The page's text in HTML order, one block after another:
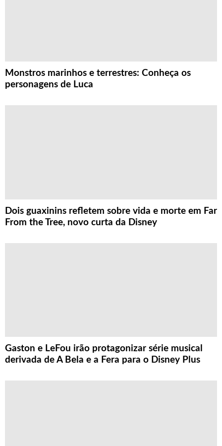
Monstros marinhos e terrestres: Conheça os
personagens de Luca
Dois guaxinins refletem sobre vida e morte em Far
From the Tree, novo curta da Disney
Gaston e LeFou irão protagonizar série musical
derivada de A Bela e a Fera para o Disney Plus